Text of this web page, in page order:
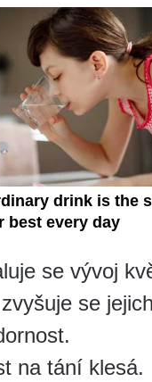
se vývoj
se jejich
na tání klesá.